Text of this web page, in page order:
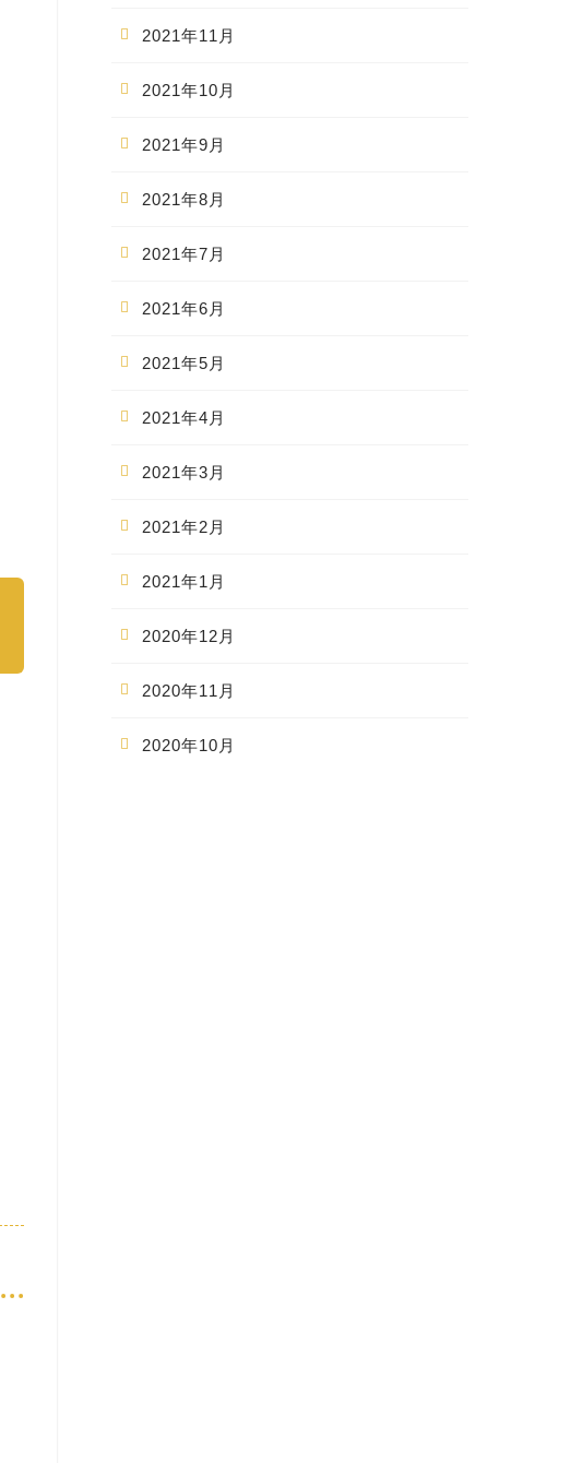
2021年11月
2021年10月
2021年9月
2021年8月
2021年7月
2021年6月
2021年5月
2021年4月
2021年3月
2021年2月
2021年1月
2020年12月
2020年11月
2020年10月